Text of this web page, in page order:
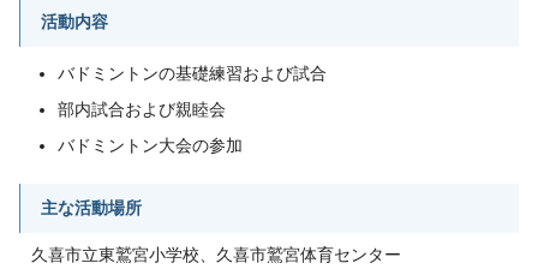
活動内容
バドミントンの基礎練習および試合
部内試合および親睦会
バドミントン大会の参加
主な活動場所
久喜市立東鷲宮小学校、久喜市鷲宮体育センター